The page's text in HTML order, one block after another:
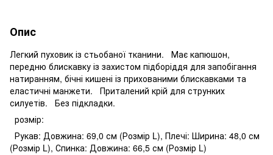
Опис
Легкий пуховик із стьобаної тканини. Має капюшон,
передню блискавку із захистом підборіддя для запобігання
натиранням, бічні кишені із прихованими блискавками та
еластичні манжети. Приталений крій для струнких
силуетів. Без підкладки.
розмір:
Рукав: Довжина: 69,0 см (Розмір L), Плечі: Ширина: 48,0 см
(Розмір L), Спинка: Довжина: 66,5 см (Розмір L)